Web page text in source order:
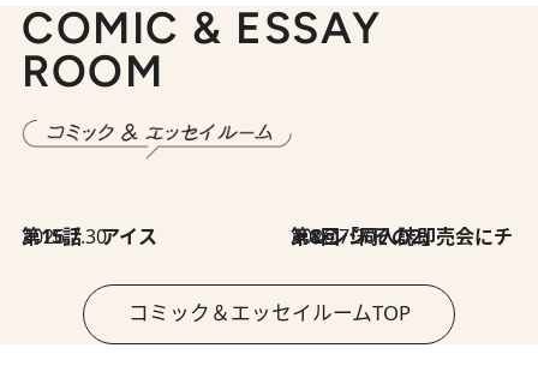
COMIC & ESSAY
ROOM
2026.7.30
第15話 アイス 2026.7.30
第8回「同人誌即売会にチャレンジ その2」
コミック＆エッセイルームTOP